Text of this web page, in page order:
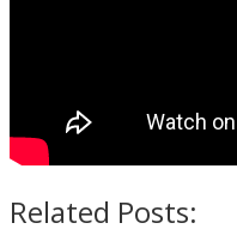
Related Posts: